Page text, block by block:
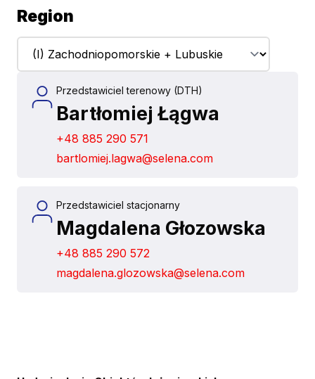
Region
Przedstawiciel terenowy (DTH)
Bartłomiej Łągwa
+48 885 290 571
bartlomiej.lagwa@selena.com
Przedstawiciel stacjonarny
Magdalena Głozowska
+48 885 290 572
magdalena.glozowska@selena.com